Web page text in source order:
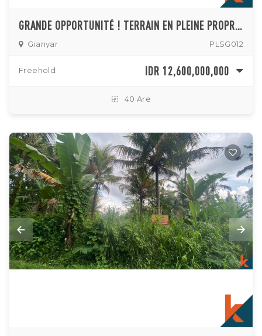
GRANDE OPPORTUNITÉ ! TERRAIN EN PLEINE PROPRIÉTÉ DE 40 ARA À VENDRE
Gianyar PLSG012
Freehold IDR 12,600,000,000
40 Are